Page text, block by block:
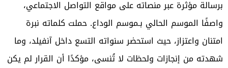
برسالة مؤثرة عبر منصاته على مواقع التواصل الاجتماعي،
واصفًا الموسم الحالي بـموسم الوداع. حملت كلماته نبرة
امتنان واعتزاز، حيث استحضر سنواته التسع داخل آنفيلد، وما
شهدته من إنجازات ولحظات لا تُنسى، مؤكدًا أن القرار لم يكن